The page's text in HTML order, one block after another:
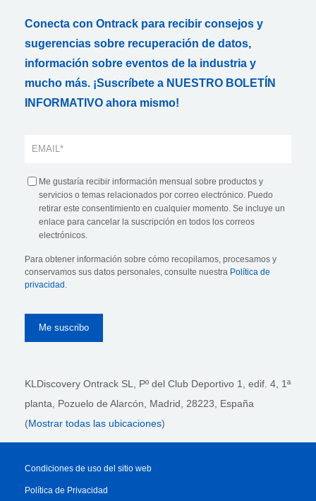
Conecta con Ontrack para recibir consejos y
sugerencias sobre recuperación de datos,
información sobre eventos de la industria y
mucho más. ¡Suscríbete a NUESTRO BOLETÍN
INFORMATIVO ahora mismo!
Me gustaría recibir información mensual sobre productos y
servicios o temas relacionados por correo electrónico. Puedo
retirar este consentimiento en cualquier momento. Se incluye un
enlace para cancelar la suscripción en todos los correos
electrónicos.
Para obtener información sobre cómo recopilamos, procesamos y
conservamos sus datos personales, consulte nuestra Política de
privacidad
KLDiscovery Ontrack SL, Pº del Club Deportivo 1, edif. 4, 1ª
planta, Pozuelo de Alarcón, Madrid, 28223 , España
(Mostrar todas las ubicaciones)
Condiciones de uso del sitio web
Política de Privacidad